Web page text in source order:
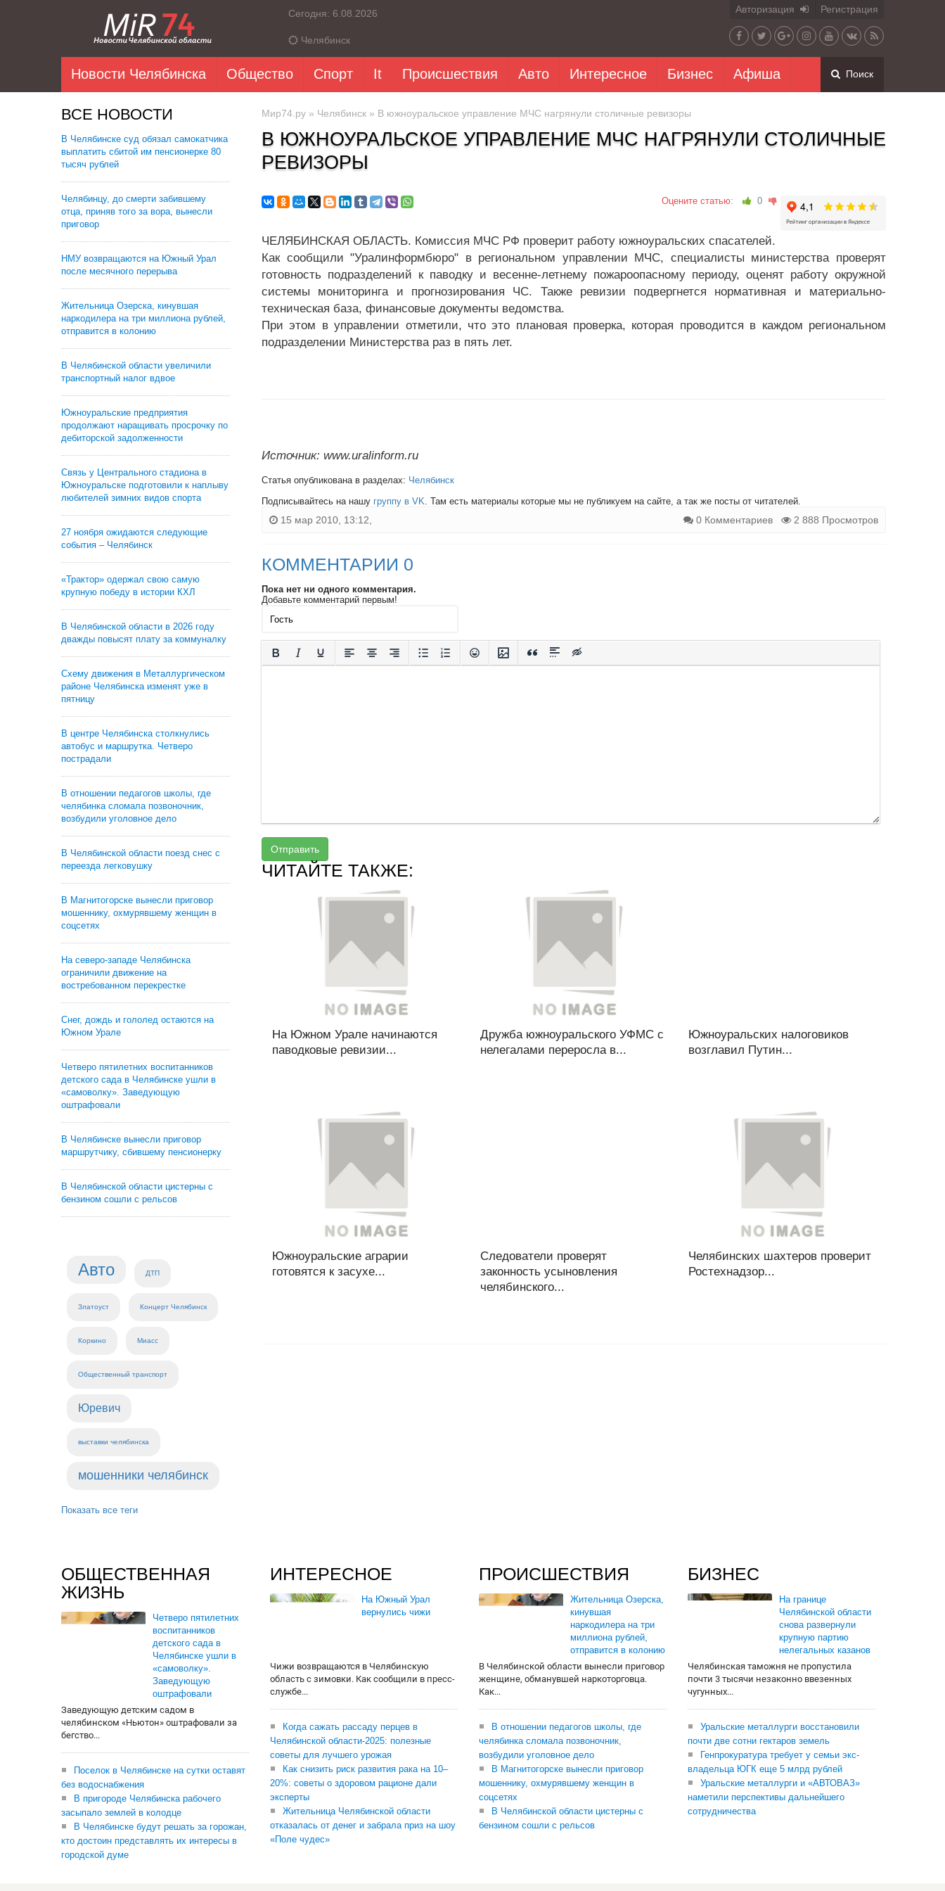
Сегодня: 6.08.2026
Челябинск
Авторизация Регистрация
Новости Челябинска Общество Спорт It Происшествия Авто Интересное Бизнес Афиша Поиск
ВСЕ НОВОСТИ
В Челябинске суд обязал самокатчика
выплатить сбитой им пенсионерке 80
тысяч рублей
Челябинцу, до смерти забившему
отца, приняв того за вора, вынесли
приговор
НМУ возвращаются на Южный Урал
после месячного перерыва
Жительница Озерска, кинувшая
наркодилера на три миллиона рублей,
отправится в колонию
В Челябинской области увеличили
транспортный налог вдвое
Южноуральские предприятия
продолжают наращивать просрочку по
дебиторской задолженности
Связь у Центрального стадиона в
Южноуральске подготовили к наплыву
любителей зимних видов спорта
27 ноября ожидаются следующие
события – Челябинск
«Трактор» одержал свою самую
крупную победу в истории КХЛ
В Челябинской области в 2026 году
дважды повысят плату за коммуналку
Схему движения в Металлургическом
районе Челябинска изменят уже в
пятницу
В центре Челябинска столкнулись
автобус и маршрутка. Четверо
пострадали
В отношении педагогов школы, где
челябинка сломала позвоночник,
возбудили уголовное дело
В Челябинской области поезд снес с
переезда легковушку
В Магнитогорске вынесли приговор
мошеннику, охмурявшему женщин в
соцсетях
На северо-западе Челябинска
ограничили движение на
востребованном перекрестке
Снег, дождь и гололед остаются на
Южном Урале
Четверо пятилетних воспитанников
детского сада в Челябинске ушли в
«самоволку». Заведующую
оштрафовали
В Челябинске вынесли приговор
маршрутчику, сбившему пенсионерку
В Челябинской области цистерны с
бензином сошли с рельсов
Авто ДТП
Златоуст Концерт Челябинск
Коркино Миасс
Общественный транспорт
Юревич
выставки челябинска
мошенники челябинск
Показать все теги
Мир74.ру » Челябинск » В южноуральское управление МЧС нагрянули столичные ревизоры
В ЮЖНОУРАЛЬСКОЕ УПРАВЛЕНИЕ МЧС НАГРЯНУЛИ СТОЛИЧНЫЕ
РЕВИЗОРЫ
Оцените статью: 0
ЧЕЛЯБИНСКАЯ ОБЛАСТЬ. Комиссия МЧС РФ проверит работу южноуральских спасателей.
Как сообщили "Уралинформбюро" в региональном управлении МЧС, специалисты министерства проверят
готовность подразделений к паводку и весенне-летнему пожароопасному периоду, оценят работу окружной
системы мониторинга и прогнозирования ЧС. Также ревизии подвергнется нормативная и материально-
техническая база, финансовые документы ведомства.
При этом в управлении отметили, что это плановая проверка, которая проводится в каждом региональном
подразделении Министерства раз в пять лет.
Источник: www.uralinform.ru
Статья опубликована в разделах: Челябинск
Подписывайтесь на нашу группу в VK. Там есть материалы которые мы не публикуем на сайте, а так же посты от читателей.
15 мар 2010, 13:12, 0 Комментариев 2 888 Просмотров
КОММЕНТАРИИ 0
Пока нет ни одного комментария.
Добавьте комментарий первым!
Отправить
ЧИТАЙТЕ ТАКЖЕ:
На Южном Урале начинаются
паводковые ревизии...
Дружба южноуральского УФМС с
нелегалами переросла в...
Южноуральских налоговиков
возглавил Путин...
Южноуральские аграрии
готовятся к засухе...
Следователи проверят
законность усыновления
челябинского...
Челябинских шахтеров проверит
Ростехнадзор...
ОБЩЕСТВЕННАЯ
ЖИЗНЬ
Четверо пятилетних
воспитанников
детского сада в
Челябинске ушли в
«самоволку».
Заведующую
оштрафовали
Заведующую детским садом в
челябинском «Ньютон» оштрафовали за
бегство...
Поселок в Челябинске на сутки оставят
без водоснабжения
В пригороде Челябинска рабочего
засыпало землей в колодце
В Челябинске будут решать за горожан,
кто достоин представлять их интересы в
городской думе
ИНТЕРЕСНОЕ
На Южный Урал
вернулись чижи
Чижи возвращаются в Челябинскую
область с зимовки. Как сообщили в пресс-
службе...
Когда сажать рассаду перцев в
Челябинской области-2025: полезные
советы для лучшего урожая
Как снизить риск развития рака на 10–
20%: советы о здоровом рационе дали
эксперты
Жительница Челябинской области
отказалась от денег и забрала приз на шоу
«Поле чудес»
ПРОИСШЕСТВИЯ
Жительница Озерска,
кинувшая
наркодилера на три
миллиона рублей,
отправится в колонию
В Челябинской области вынесли приговор
женщине, обманувшей наркоторговца.
Как...
В отношении педагогов школы, где
челябинка сломала позвоночник,
возбудили уголовное дело
В Магнитогорске вынесли приговор
мошеннику, охмурявшему женщин в
соцсетях
В Челябинской области цистерны с
бензином сошли с рельсов
БИЗНЕС
На границе
Челябинской области
снова развернули
крупную партию
нелегальных казанов
Челябинская таможня не пропустила
почти 3 тысячи незаконно ввезенных
чугунных...
Уральские металлурги восстановили
почти две сотни гектаров земель
Генпрокуратура требует у семьи экс-
владельца ЮГК еще 5 млрд рублей
Уральские металлурги и «АВТОВАЗ»
наметили перспективы дальнейшего
сотрудничества